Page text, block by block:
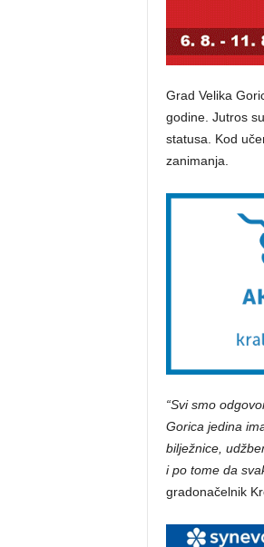
Grad Velika
godine. Jutros
statusa. Kod
zanimanja.
“Svi smo
Gorica jedina
bilježnice,
i po tome da
gradonačelnik